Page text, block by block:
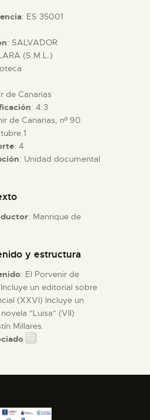
: ES 35001
: SALVADOR
(S.M.L.)
de Canarias
: 4.3
de Canarias, nº 90.
: 4
: Unidad documental
: Manrique de
y estructura
: El Porvenir de
un editorial sobre
(XXVI) Incluye un
"Luisa" (VII)
Millares.